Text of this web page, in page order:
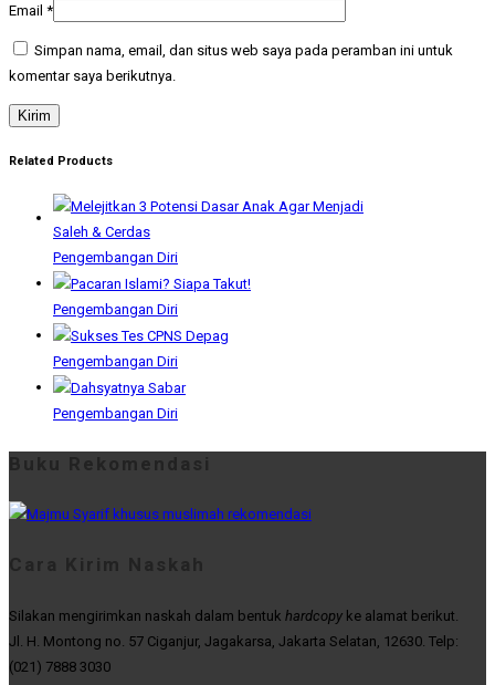
Email *
Simpan nama, email, dan situs web saya pada peramban ini untuk
komentar saya berikutnya.
Related Products
Pengembangan Diri
Pengembangan Diri
Pengembangan Diri
Pengembangan Diri
Buku Rekomendasi
Cara Kirim Naskah
Silakan mengirimkan naskah dalam bentuk hardcopy ke alamat berikut.
Jl. H. Montong no. 57 Ciganjur, Jagakarsa, Jakarta Selatan, 12630. Telp:
(021) 7888 3030